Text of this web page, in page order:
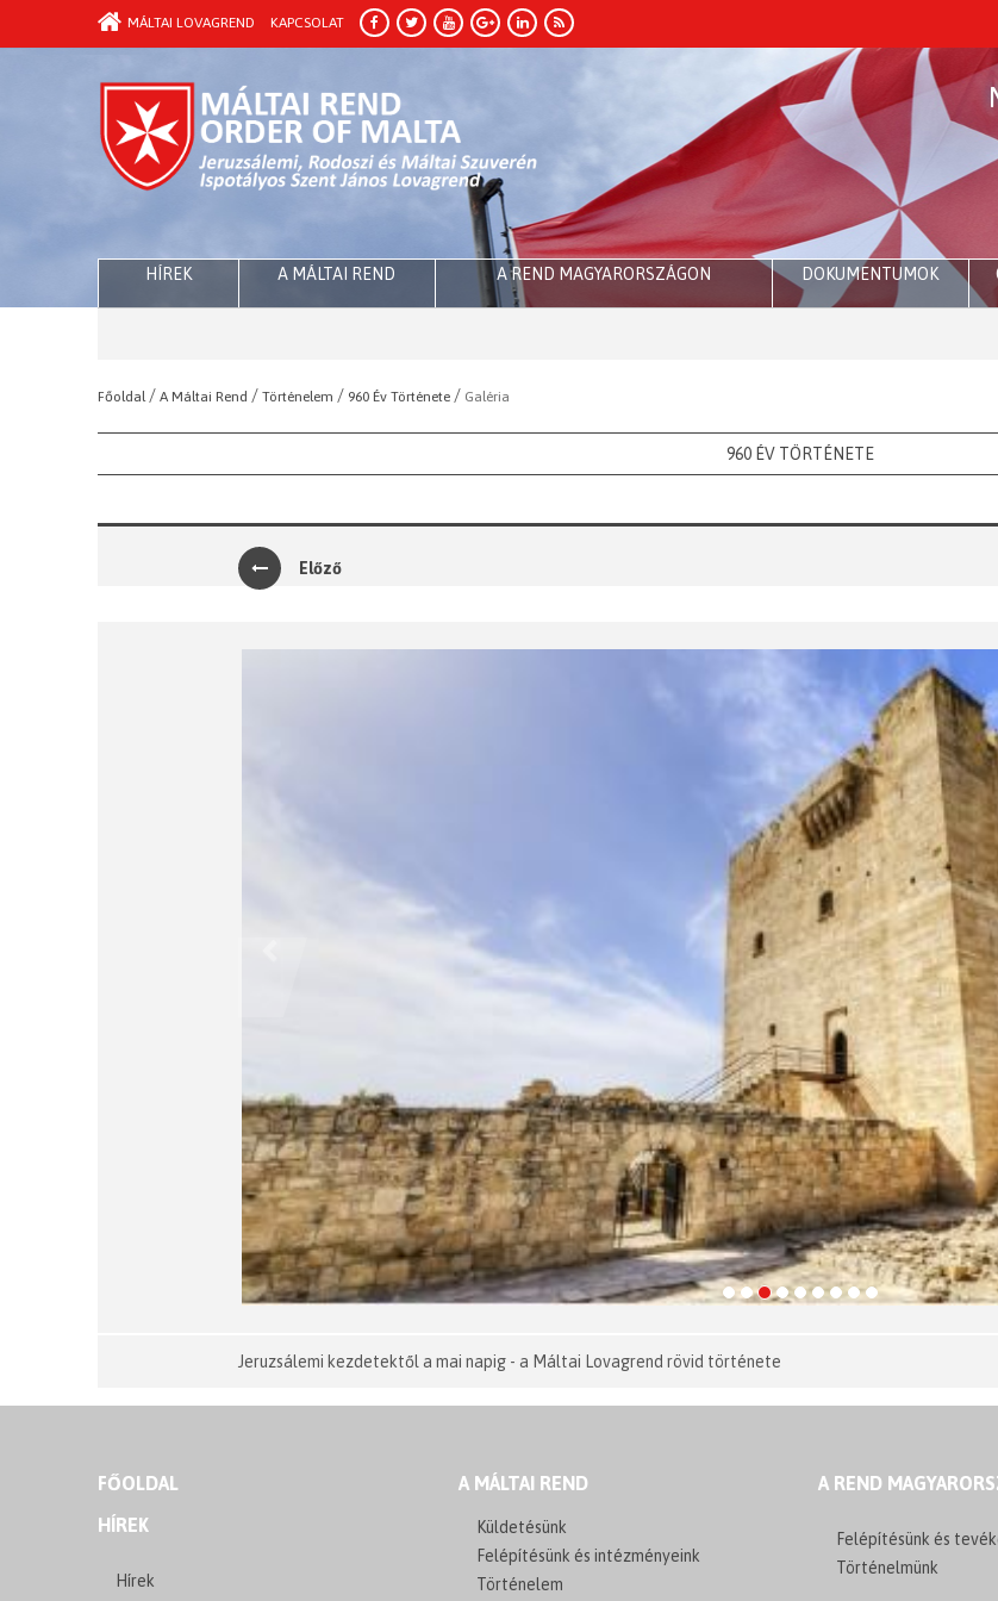
MÁLTAI LOVAGREND KAPCSOLAT
HÍREK A MÁLTAI REND A REND MAGYARORSZÁGON DOKUMENTUMOK
Főoldal / A Máltai Rend / Történelem / 960 Év Története / Galéria
960 ÉV TÖRTÉNETE
Előző
Jeruzsálemi kezdetektől a mai napig - a Máltai Lovagrend rövid története
FŐOLDAL
HÍREK
Hírek
A MÁLTAI REND
Küldetésünk
Felépítésünk és intézményeink
Történelem
A REND
Felépítésünk és
Történelmünk